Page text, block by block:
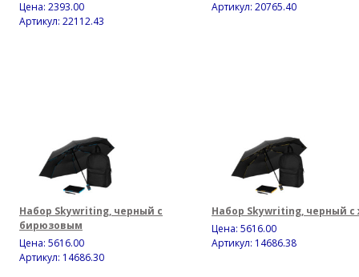
Цена: 2393.00
Артикул: 22112.43
Артикул: 20765.40
Набор Skywriting, черный с
бирюзовым
Цена: 5616.00
Артикул: 14686.30
Набор Skywriting, черный
Цена: 5616.00
Артикул: 14686.38